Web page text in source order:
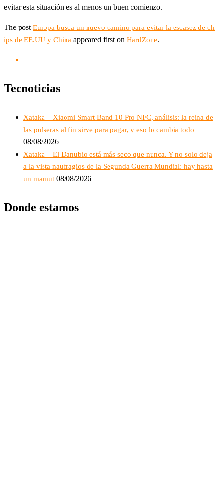
evitar esta situación es al menos un buen comienzo.
The post Europa busca un nuevo camino para evitar la escasez de ch
ips de EE.UU y China appeared first on HardZone.
Tecnoticias
Xataka – Xiaomi Smart Band 10 Pro NFC, análisis: la reina de
las pulseras al fin sirve para pagar, y eso lo cambia todo
08/08/2026
Xataka – El Danubio está más seco que nunca. Y no solo deja
a la vista naufragios de la Segunda Guerra Mundial: hay hasta
un mamut 08/08/2026
Donde estamos